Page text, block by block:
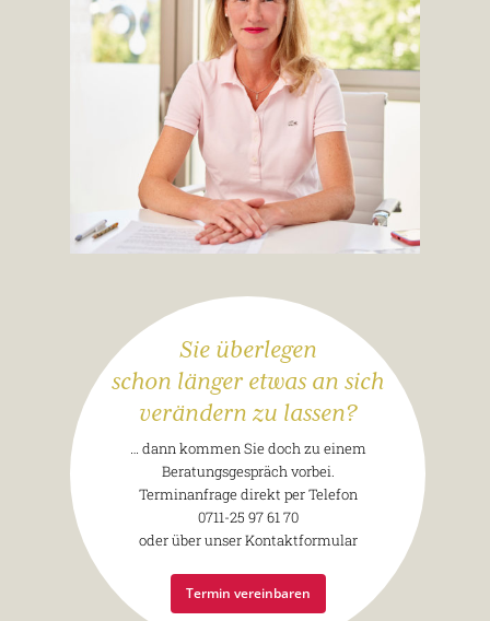
Sie überlegen
schon länger etwas an sich
verändern zu lassen?
… dann kommen Sie doch zu einem
Beratungsgespräch vorbei.
Terminanfrage direkt per Telefon
0711-25 97 61 70
oder über unser Kontaktformular
Termin vereinbaren